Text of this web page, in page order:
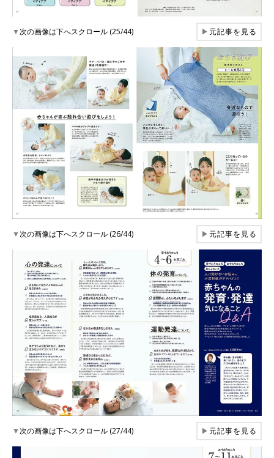
▼次の画像は下へスクロール (25/44) ▶元記事を見る
▼次の画像は下へスクロール (26/44) ▶元記事を見る
▼次の画像は下へスクロール (27/44) ▶元記事を見る